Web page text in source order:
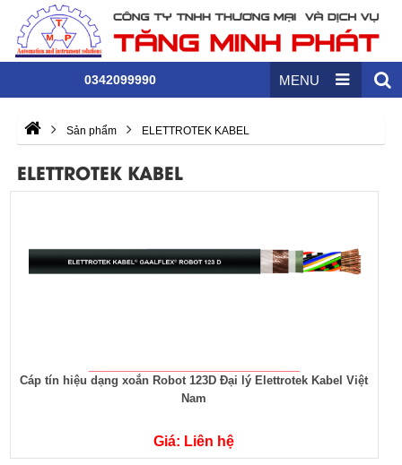
0342099990 MENU
Sản phẩm ELETTROTEK KABEL
ELETTROTEK KABEL
Cáp tín hiệu dạng xoắn Robot 123D Đại lý Elettrotek Kabel Việt
Nam
Giá: Liên hệ